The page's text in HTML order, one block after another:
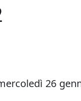
26